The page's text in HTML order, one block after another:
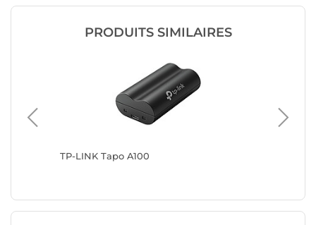
PRODUITS SIMILAIRES
TP-LINK Tapo A100